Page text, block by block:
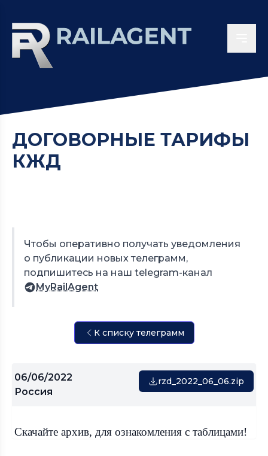
ДОГОВОРНЫЕ ТАРИФЫ
КЖД
Чтобы оперативно получать уведомления
о публикации новых телеграмм,
подпишитесь на наш telegram-канал
MyRailAgent
К списку телеграмм
06/06/2022
Россия
rzd_2022_06_06.zip
Скачайте архив, для ознакомления с таблицами!